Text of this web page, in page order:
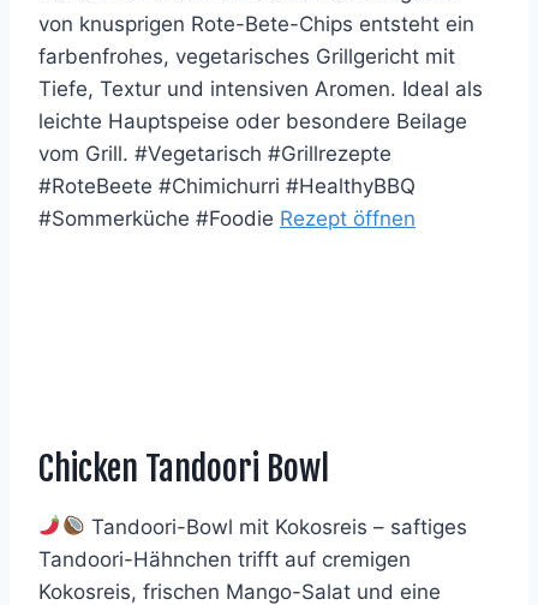
von knusprigen Rote-Bete-Chips entsteht ein
farbenfrohes, vegetarisches Grillgericht mit
Tiefe, Textur und intensiven Aromen. Ideal als
leichte Hauptspeise oder besondere Beilage
vom Grill. #Vegetarisch #Grillrezepte
#RoteBeete #Chimichurri #HealthyBBQ
#Sommerküche #Foodie Rezept öffnen
Chicken Tandoori Bowl
Tandoori-Bowl mit Kokosreis – saftiges
Tandoori-Hähnchen trifft auf cremigen
Kokosreis, frischen Mango-Salat und eine